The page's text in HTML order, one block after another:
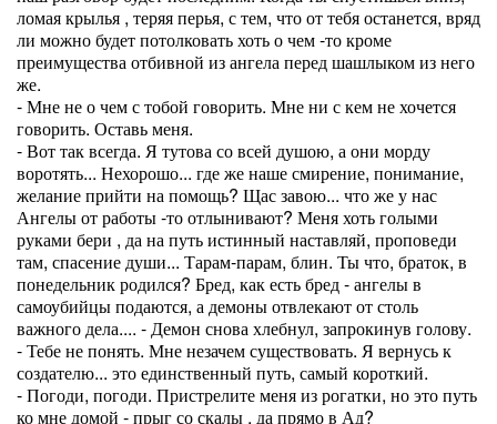
ломая крылья , теряя перья, с тем, что от тебя останется, вряд
ли можно будет потолковать хоть о чем -то кроме
преимущества отбивной из ангела перед шашлыком из него
же.
- Мне не о чем с тобой говорить. Мне ни с кем не хочется
говорить. Оставь меня.
- Вот так всегда. Я тутова со всей душою, а они морду
воротять... Нехорошо... где же наше смирение, понимание,
желание прийти на помощь? Щас завою... что же у нас
Ангелы от работы -то отлынивают? Меня хоть голыми
руками бери , да на путь истинный наставляй, проповеди
там, спасение души... Тарам-парам, блин. Ты что, браток, в
понедельник родился? Бред, как есть бред - ангелы в
самоубийцы подаются, а демоны отвлекают от столь
важного дела.... - Демон снова хлебнул, запрокинув голову.
- Тебе не понять. Мне незачем существовать. Я вернусь к
создателю... это единственный путь, самый короткий.
- Погоди, погоди. Пристрелите меня из рогатки, но это путь
ко мне домой - прыг со скалы , да прямо в Ад?